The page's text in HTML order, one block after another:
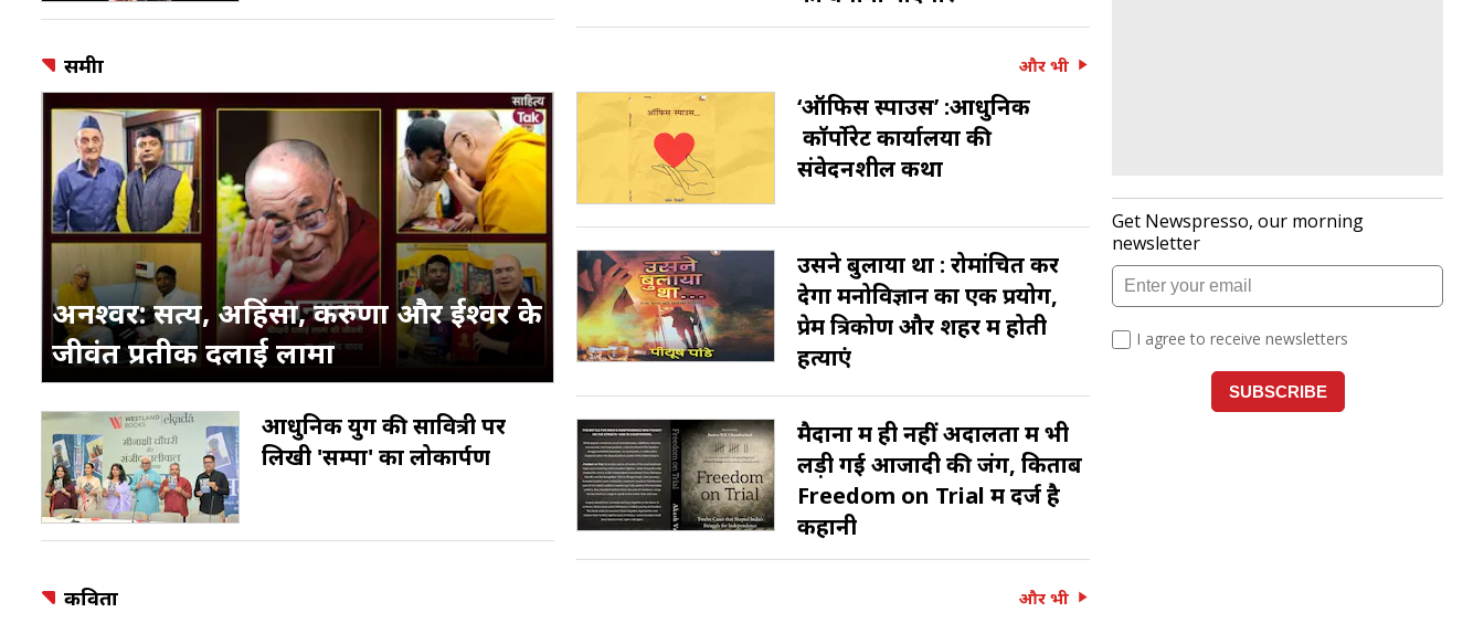
समीक्षा
अनश्वर: सत्य, अहिंसा, करुणा और ईश्वर के
जीवंत प्रतीक दलाई लामा
आधुनिक युग की सावित्री पर
लिखी 'सम्पा' का लोकार्पण
‘ऑफिस स्पाउस’ :आधुनिक
कॉर्पोरेट कार्यालयों की
संवेदनशील कथा
उसने बुलाया था : रोमांचित कर
देगा मनोविज्ञान का एक प्रयोग,
प्रेम त्रिकोण और शहर में होती
हत्याएं
मैदानों में ही नहीं अदालतों में भी
लड़ी गई आजादी की जंग, किताब
Freedom on Trial में दर्ज है
कहानी
और भी
कविता और भी